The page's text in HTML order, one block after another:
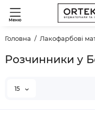
Меню
Головна Лакофарбові
Розчинники у
15